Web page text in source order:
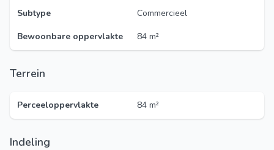
Subtype
Commercieel
Bewoonbare oppervlakte
84 m²
Terrein
Perceeloppervlakte 84 m²
Indeling